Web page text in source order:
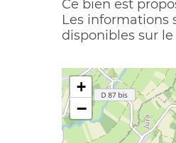
Ce bien est
Les informations
disponibles sur le
+
−